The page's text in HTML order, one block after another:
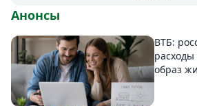
Анонсы
ВТБ:
образ